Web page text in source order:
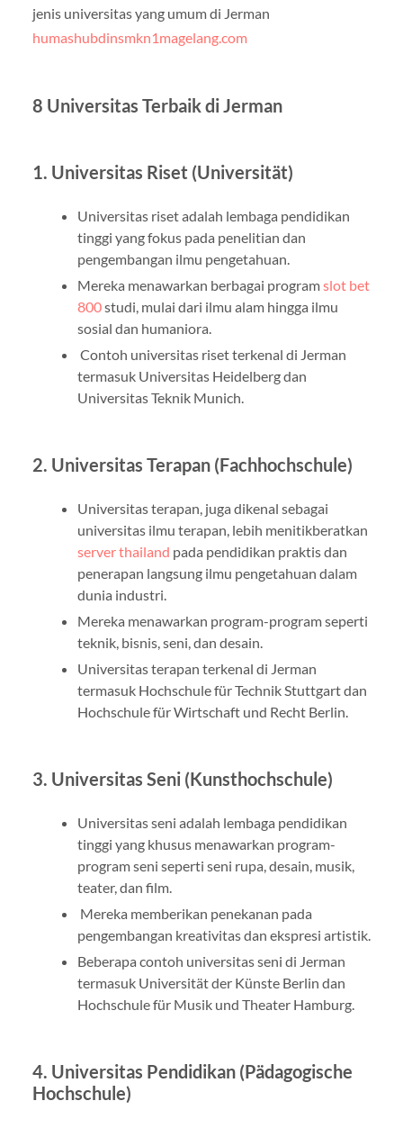
jenis universitas yang umum di Jerman
humashubdinsmkn1magelang.com
8 Universitas Terbaik di Jerman
1. Universitas Riset (Universität)
Universitas riset adalah lembaga pendidikan
tinggi yang fokus pada penelitian dan
pengembangan ilmu pengetahuan.
Mereka menawarkan berbagai programslot bet
800studi, mulai dari ilmu alam hingga ilmu
sosial dan humaniora.
Contoh universitas riset terkenal di Jerman
termasuk Universitas Heidelberg dan
Universitas Teknik Munich.
2. Universitas Terapan (Fachhochschule)
Universitas terapan, juga dikenal sebagai
universitas ilmu terapan, lebih menitikberatkan
server thailand pada pendidikan praktis dan
penerapan langsung ilmu pengetahuan dalam
dunia industri.
Mereka menawarkan program-program seperti
teknik, bisnis, seni, dan desain.
Universitas terapan terkenal di Jerman
termasuk Hochschule für Technik Stuttgart dan
Hochschule für Wirtschaft und Recht Berlin.
3. Universitas Seni (Kunsthochschule)
Universitas seni adalah lembaga pendidikan
tinggi yang khusus menawarkan program-
program seni seperti seni rupa, desain, musik,
teater, dan film.
Mereka memberikan penekanan pada
pengembangan kreativitas dan ekspresi artistik.
Beberapa contoh universitas seni di Jerman
termasuk Universität der Künste Berlin dan
Hochschule für Musik und Theater Hamburg.
4. Universitas Pendidikan (Pädagogische
Hochschule)